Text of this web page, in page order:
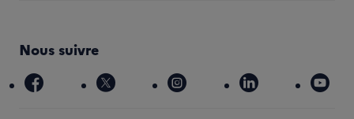
Nous suivre
facebook x instagram linkedin